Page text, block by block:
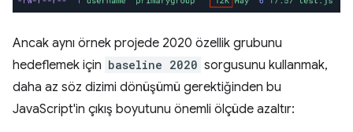
Ancak aynı örnek projede 2020 özellik grubunu
hedeflemek için baseline 2020 sorgusunu kullanmak,
daha az söz dizimi dönüşümü gerektiğinden bu
JavaScript'in çıkış boyutunu önemli ölçüde azaltır: